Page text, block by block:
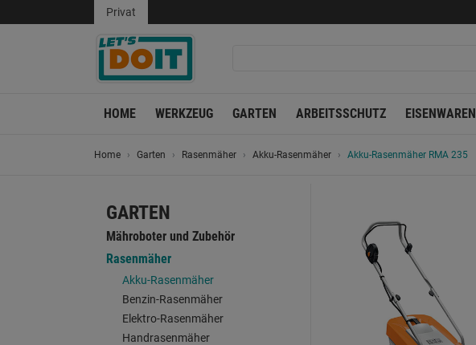
Privat
HOME WERKZEUG GARTEN ARBEITSSCHUTZ EISENWAREN
Home Garten Rasenmäher Akku-Rasenmäher Akku-Rasenmäher RMA 235
GARTEN
Mähroboter und Zubehör
Rasenmäher
Akku-Rasenmäher
Benzin-Rasenmäher
Elektro-Rasenmäher
Handrasenmäher